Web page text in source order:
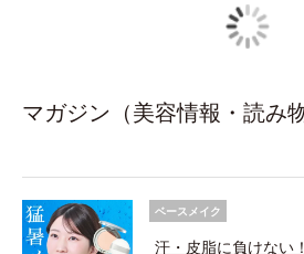
マガジン（美容情報・読み物
ベースメイク
汗・皮脂に負けない